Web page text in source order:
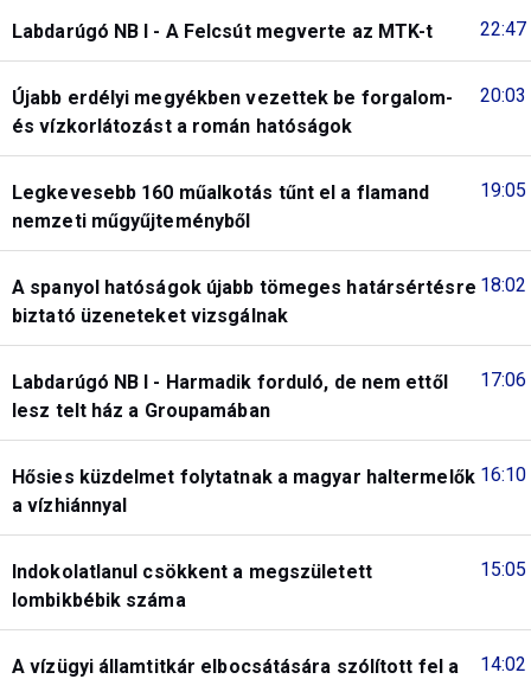
22:47
Labdarúgó NB I - A Felcsút megverte az MTK-t
20:03
Újabb erdélyi megyékben vezettek be forgalom-
és vízkorlátozást a román hatóságok
19:05
Legkevesebb 160 műalkotás tűnt el a flamand
nemzeti műgyűjteményből
18:02
A spanyol hatóságok újabb tömeges határsértésre
biztató üzeneteket vizsgálnak
17:06
Labdarúgó NB I - Harmadik forduló, de nem ettől
lesz telt ház a Groupamában
16:10
Hősies küzdelmet folytatnak a magyar haltermelők
a vízhiánnyal
15:05
Indokolatlanul csökkent a megszületett
lombikbébik száma
14:02
A vízügyi államtitkár elbocsátására szólított fel a